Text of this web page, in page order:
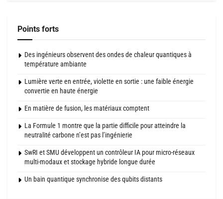
Points forts
Des ingénieurs observent des ondes de chaleur quantiques à
température ambiante
Lumière verte en entrée, violette en sortie : une faible énergie
convertie en haute énergie
En matière de fusion, les matériaux comptent
La Formule 1 montre que la partie difficile pour atteindre la
neutralité carbone n’est pas l’ingénierie
SwRI et SMU développent un contrôleur IA pour micro-réseaux
multi-modaux et stockage hybride longue durée
Un bain quantique synchronise des qubits distants